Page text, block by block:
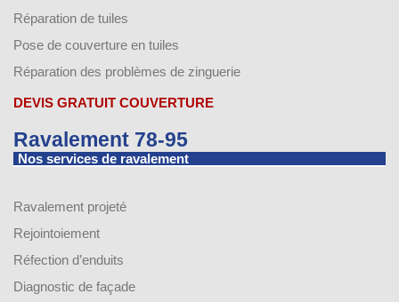
Réparation de tuiles
Pose de couverture en tuiles
Réparation des problèmes de zinguerie
DEVIS GRATUIT COUVERTURE
Ravalement 78-95
Nos services de ravalement
Ravalement projeté
Rejointoiement
Réfection d’enduits
Diagnostic de façade